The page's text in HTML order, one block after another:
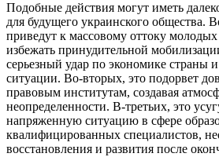
Подобные действия могут иметь
для будущего украинского общества.
приведут к массовому оттоку
избежать принудительной
серьезный удар по экономике страны
ситуации. Во-вторых, это подорвет
правовым институтам, создавая
неопределенности. В-третьих, это
напряженную ситуацию в сфере
квалифицированных специалистов,
восстановления и развития после